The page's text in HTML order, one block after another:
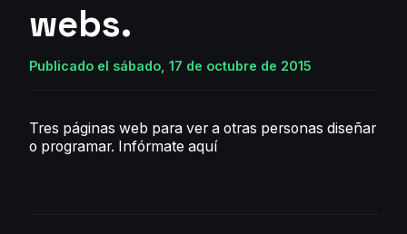
webs.
Publicado el sábado, 17 de octubre de 2015
Tres páginas web para ver a otras personas diseñar
o programar. Infórmate aquí